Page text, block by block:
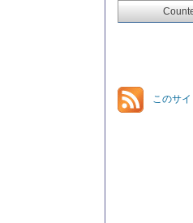
このサ